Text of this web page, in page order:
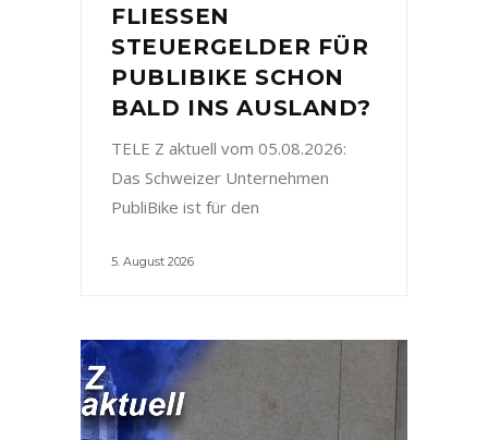
FLIESSEN
STEUERGELDER FÜR
PUBLIBIKE SCHON
BALD INS AUSLAND?
TELE Z aktuell vom 05.08.2026:
Das Schweizer Unternehmen
PubliBike ist für den
5. August 2026